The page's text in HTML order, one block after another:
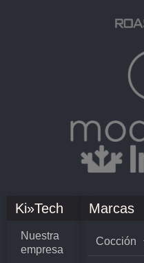
Ki»Tech
Nuestra
empresa
Marcas
Cocción